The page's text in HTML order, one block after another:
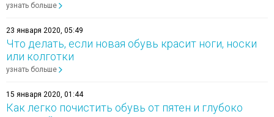
узнать больше
23 января 2020, 05:49
Что делать, если новая обувь красит ноги, носки
или колготки
узнать больше
15 января 2020, 01:44
Как легко почистить обувь от пятен и глубоко